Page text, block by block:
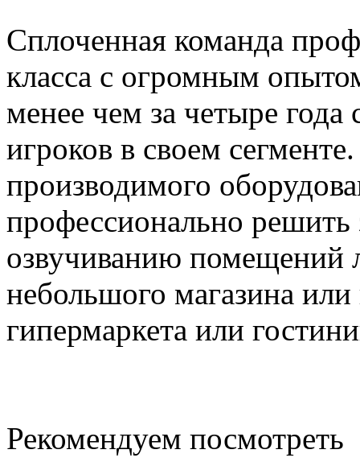
Сплоченная команда
класса с огромным
менее чем за четыре
игроков в своем
производимого
профессионально
озвучиванию помещений
небольшого магазина
гипермаркета или
Рекомендуем посмотреть